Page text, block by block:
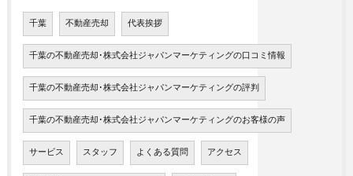
千葉 不動産売却 代表挨拶
千葉の不動産売却･株式会社ジャパンマーケティングの口コミ情報
千葉の不動産売却･株式会社ジャパンマーケティングの評判
千葉の不動産売却･株式会社ジャパンマーケティングのお客様の声
サービス スタッフ よくある質問 アクセス